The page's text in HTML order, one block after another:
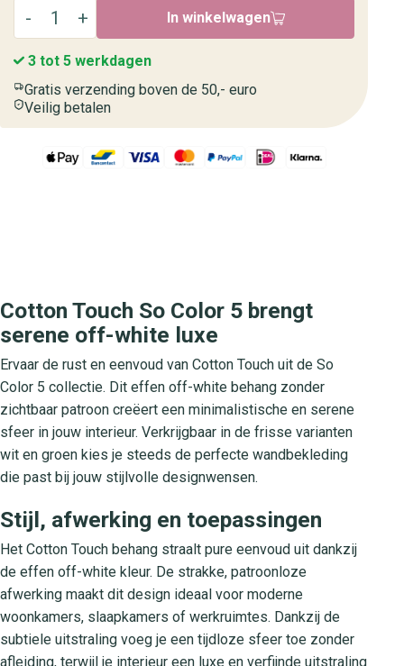
In winkelwagen
3 tot 5 werkdagen
Gratis verzending boven de 50,- euro
Veilig betalen
Cotton Touch So Color 5 brengt
serene off-white luxe
Ervaar de rust en eenvoud van Cotton Touch uit de So
Color 5 collectie. Dit effen off-white behang zonder
zichtbaar patroon creëert een minimalistische en serene
sfeer in jouw interieur. Verkrijgbaar in de frisse varianten
wit en groen kies je steeds de perfecte wandbekleding
die past bij jouw stijlvolle designwensen.
Stijl, afwerking en toepassingen
Het Cotton Touch behang straalt pure eenvoud uit dankzij
de effen off-white kleur. De strakke, patroonloze
afwerking maakt dit design ideaal voor moderne
woonkamers, slaapkamers of werkruimtes. Dankzij de
subtiele uitstraling voeg je een tijdloze sfeer toe zonder
afleiding, terwijl je interieur een luxe en verfijnde uitstraling